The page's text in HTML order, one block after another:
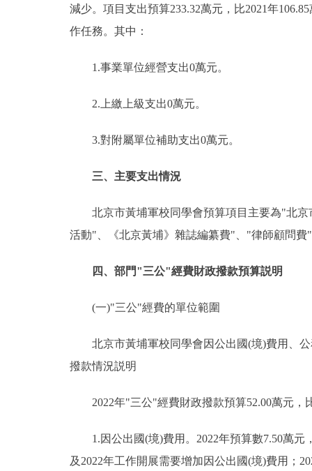
減少。項目支出預算233.32萬元，比2021年
作任務。其中：
1.事業單位經營支出0萬元。
2.上繳上級支出0萬元。
3.對附屬單位補助支出0萬元。
三、主要支出情況
北京市黃埔軍校同學會預算項目主要為"北京
活動"、《北京黃埔》雜誌編纂費"、"律師顧問
四、部門"三公"經費財政撥款預算説明
(一)"三公"經費的單位範圍
北京市黃埔軍校同學會因公出國(境)費用、公
撥款情況説明
2022年"三公"經費財政撥款預算52.00萬元，
1.因公出國(境)費用。2022年預算數7.50萬元
及2022年工作開展需要增加因公出國(境)費用；